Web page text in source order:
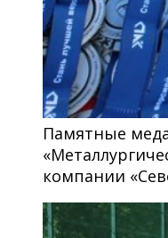
Памятные
компании